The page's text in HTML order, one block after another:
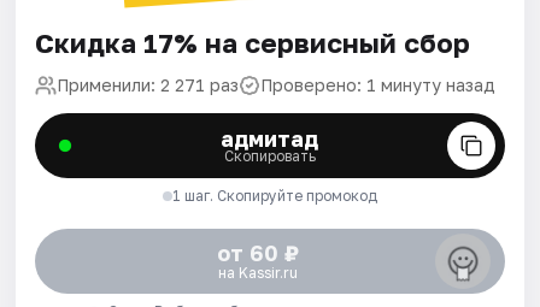
Скидка 17% на сервисный сбор
Применили: 2 271 раз Проверено: 1 минуту назад
адмитад
Скопировать
1 шаг. Скопируйте промокод
от 60 ₽
на Kassir.ru